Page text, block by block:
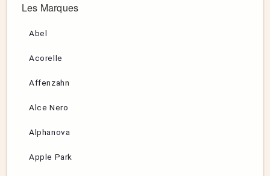
Les Marques
Abel
Acorelle
Affenzahn
Alce Nero
Alphanova
Apple Park